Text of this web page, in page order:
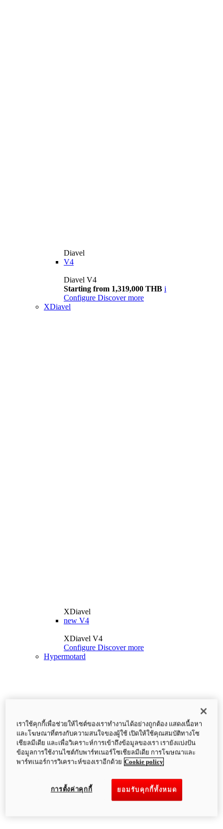
Diavel
V4
Diavel V4
Starting from 1,319,000 THB i
Configure Discover more
XDiavel
XDiavel
new V4
XDiavel V4
Configure Discover more
Hypermotard
เราใช้คุกกี้เพื่อช่วยให้ไซต์ของเราทำงานได้อย่างถูกต้อง แสดงเนื้อหา
และโฆษณาที่ตรงกับความสนใจของผู้ใช้ เปิดให้ใช้คุณสมบัติทางโซ
เชียลมีเดีย และเพื่อวิเคราะห์การเข้าถึงข้อมูลของเรา เรายังแบ่งปัน
ข้อมูลการใช้งานไซต์กับพาร์ทเนอร์โซเชียลมีเดีย การโฆษณาและ
พาร์ทเนอร์การวิเคราะห์ของเราอีกด้วย Cookie policy
ยอมรับคุกกี้ทั้งหมด
การตั้งค่าคุกกี้